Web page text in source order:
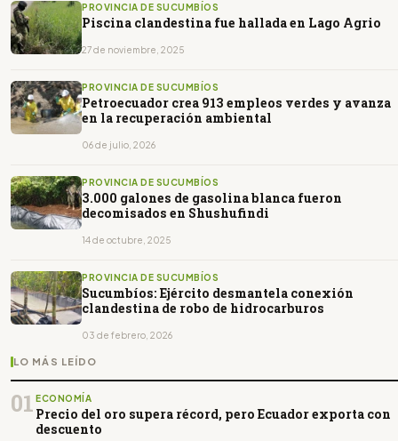
PROVINCIA DE SUCUMBÍOS
Piscina clandestina fue hallada en Lago Agrio
27 de noviembre, 2025
PROVINCIA DE SUCUMBÍOS
Petroecuador crea 913 empleos verdes y avanza
en la recuperación ambiental
06 de julio, 2026
PROVINCIA DE SUCUMBÍOS
3.000 galones de gasolina blanca fueron
decomisados en Shushufindi
14 de octubre, 2025
PROVINCIA DE SUCUMBÍOS
Sucumbíos: Ejército desmantela conexión
clandestina de robo de hidrocarburos
03 de febrero, 2026
LO MÁS LEÍDO
01 ECONOMÍA
Precio del oro supera récord, pero Ecuador exporta con
descuento